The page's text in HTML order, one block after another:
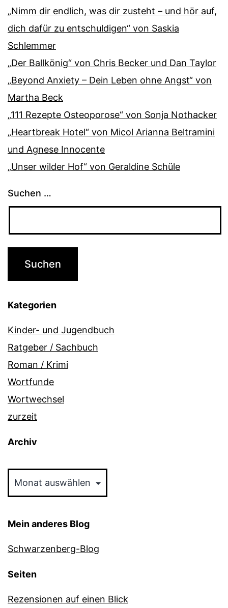
„Nimm dir endlich, was dir zusteht – und hör auf,
dich dafür zu entschuldigen“ von Saskia
Schlemmer
„Der Ballkönig“ von Chris Becker und Dan Taylor
„Beyond Anxiety – Dein Leben ohne Angst“ von
Martha Beck
„111 Rezepte Osteoporose“ von Sonja Nothacker
„Heartbreak Hotel“ von Micol Arianna Beltramini
und Agnese Innocente
„Unser wilder Hof“ von Geraldine Schüle
Suchen …
Kategorien
Kinder- und Jugendbuch
Ratgeber / Sachbuch
Roman / Krimi
Wortfunde
Wortwechsel
zurzeit
Archiv
Mein anderes Blog
Schwarzenberg-Blog
Seiten
Rezensionen auf einen Blick